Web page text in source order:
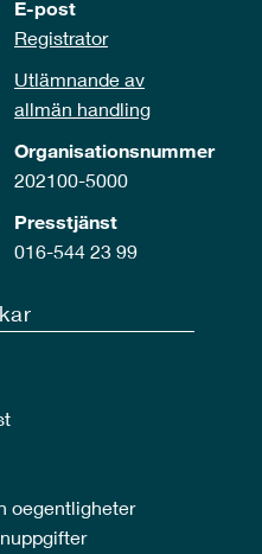
E-post
Registrator
Utlämnande av
allmän handling
Organisationsnummer
202100-5000
Presstjänst
016-544 23 99
oegentligheter